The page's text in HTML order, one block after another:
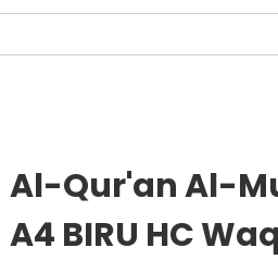
Al-Qur'an Al-
A4 BIRU HC